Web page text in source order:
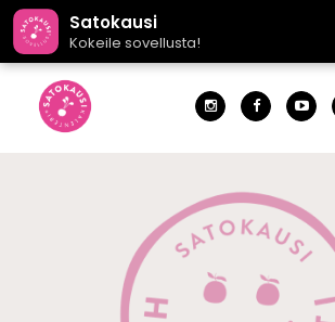
Satokausi
Kokeile sovellusta!